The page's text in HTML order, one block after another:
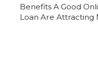
Benefits A Good
Loan Are Attracting